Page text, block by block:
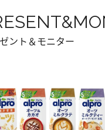
ント＆モニター